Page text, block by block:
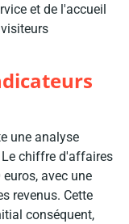
et de l'accueil
une analyse
chiffre d'affaires
avec une
revenus. Cette
conséquent,